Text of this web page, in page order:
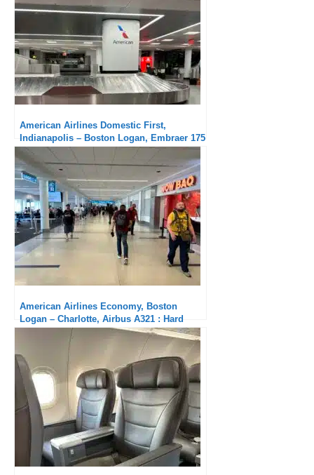
American Airlines Domestic First,
Indianapolis – Boston Logan, Embraer 175
: Un peu long en module régional
American Airlines Economy, Boston
Logan – Charlotte, Airbus A321 : Hard
product de qualité, aucun service